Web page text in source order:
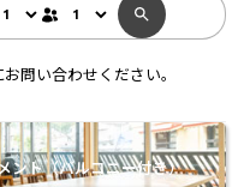
お問い合わせください。
ント（バルコニー付き）